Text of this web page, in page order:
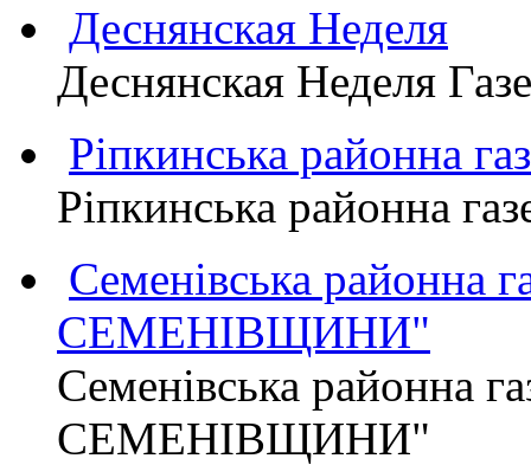
Деснянская Неделя
Деснянская Неделя
Ріпкинська районна
Ріпкинська районна
Семенівська районна
СЕМЕНІВЩИНИ"
Семенівська районна
СЕМЕНІВЩИНИ"